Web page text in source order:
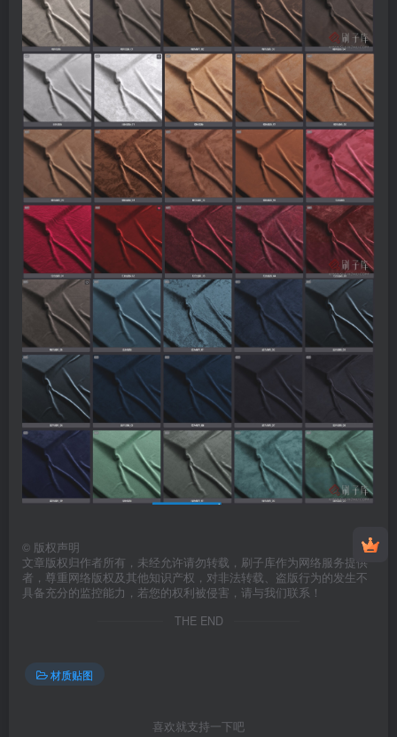
© 版权声明
文章版权归作者所有，未经允许请勿转载，刷子库作为网络服务提供
者，尊重网络版权及其他知识产权，对非法转载、盗版行为的发生不
具备充分的监控能力，若您的权利被侵害，请与我们联系！
THE END
材质贴图
喜欢就支持一下吧